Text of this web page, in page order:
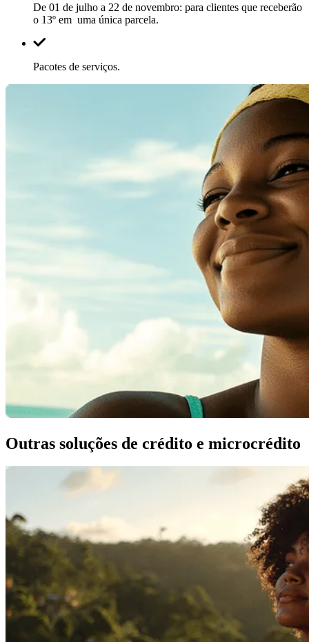
De 01 de julho a 22 de novembro: para clientes que receberão
o 13º em uma única parcela.
Pacotes de serviços.
Outras soluções de crédito e microcrédito